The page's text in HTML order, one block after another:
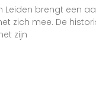
Leiden brengt een
zich mee. De
zijn